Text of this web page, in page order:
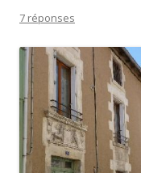
7 réponses